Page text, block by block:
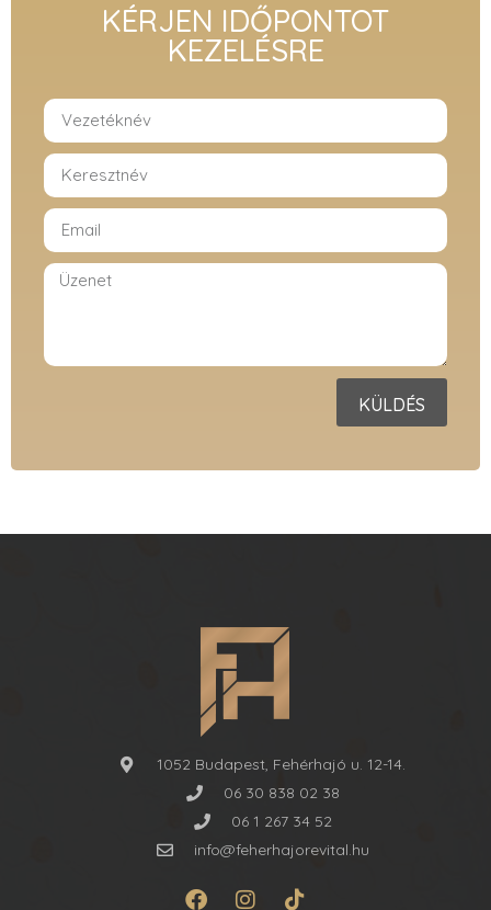
KÉRJEN IDŐPONTOT
KEZELÉSRE
KÜLDÉS
1052 Budapest, Fehérhajó u. 12-14.
06 30 838 02 38
06 1 267 34 52
info@feherhajorevital.hu